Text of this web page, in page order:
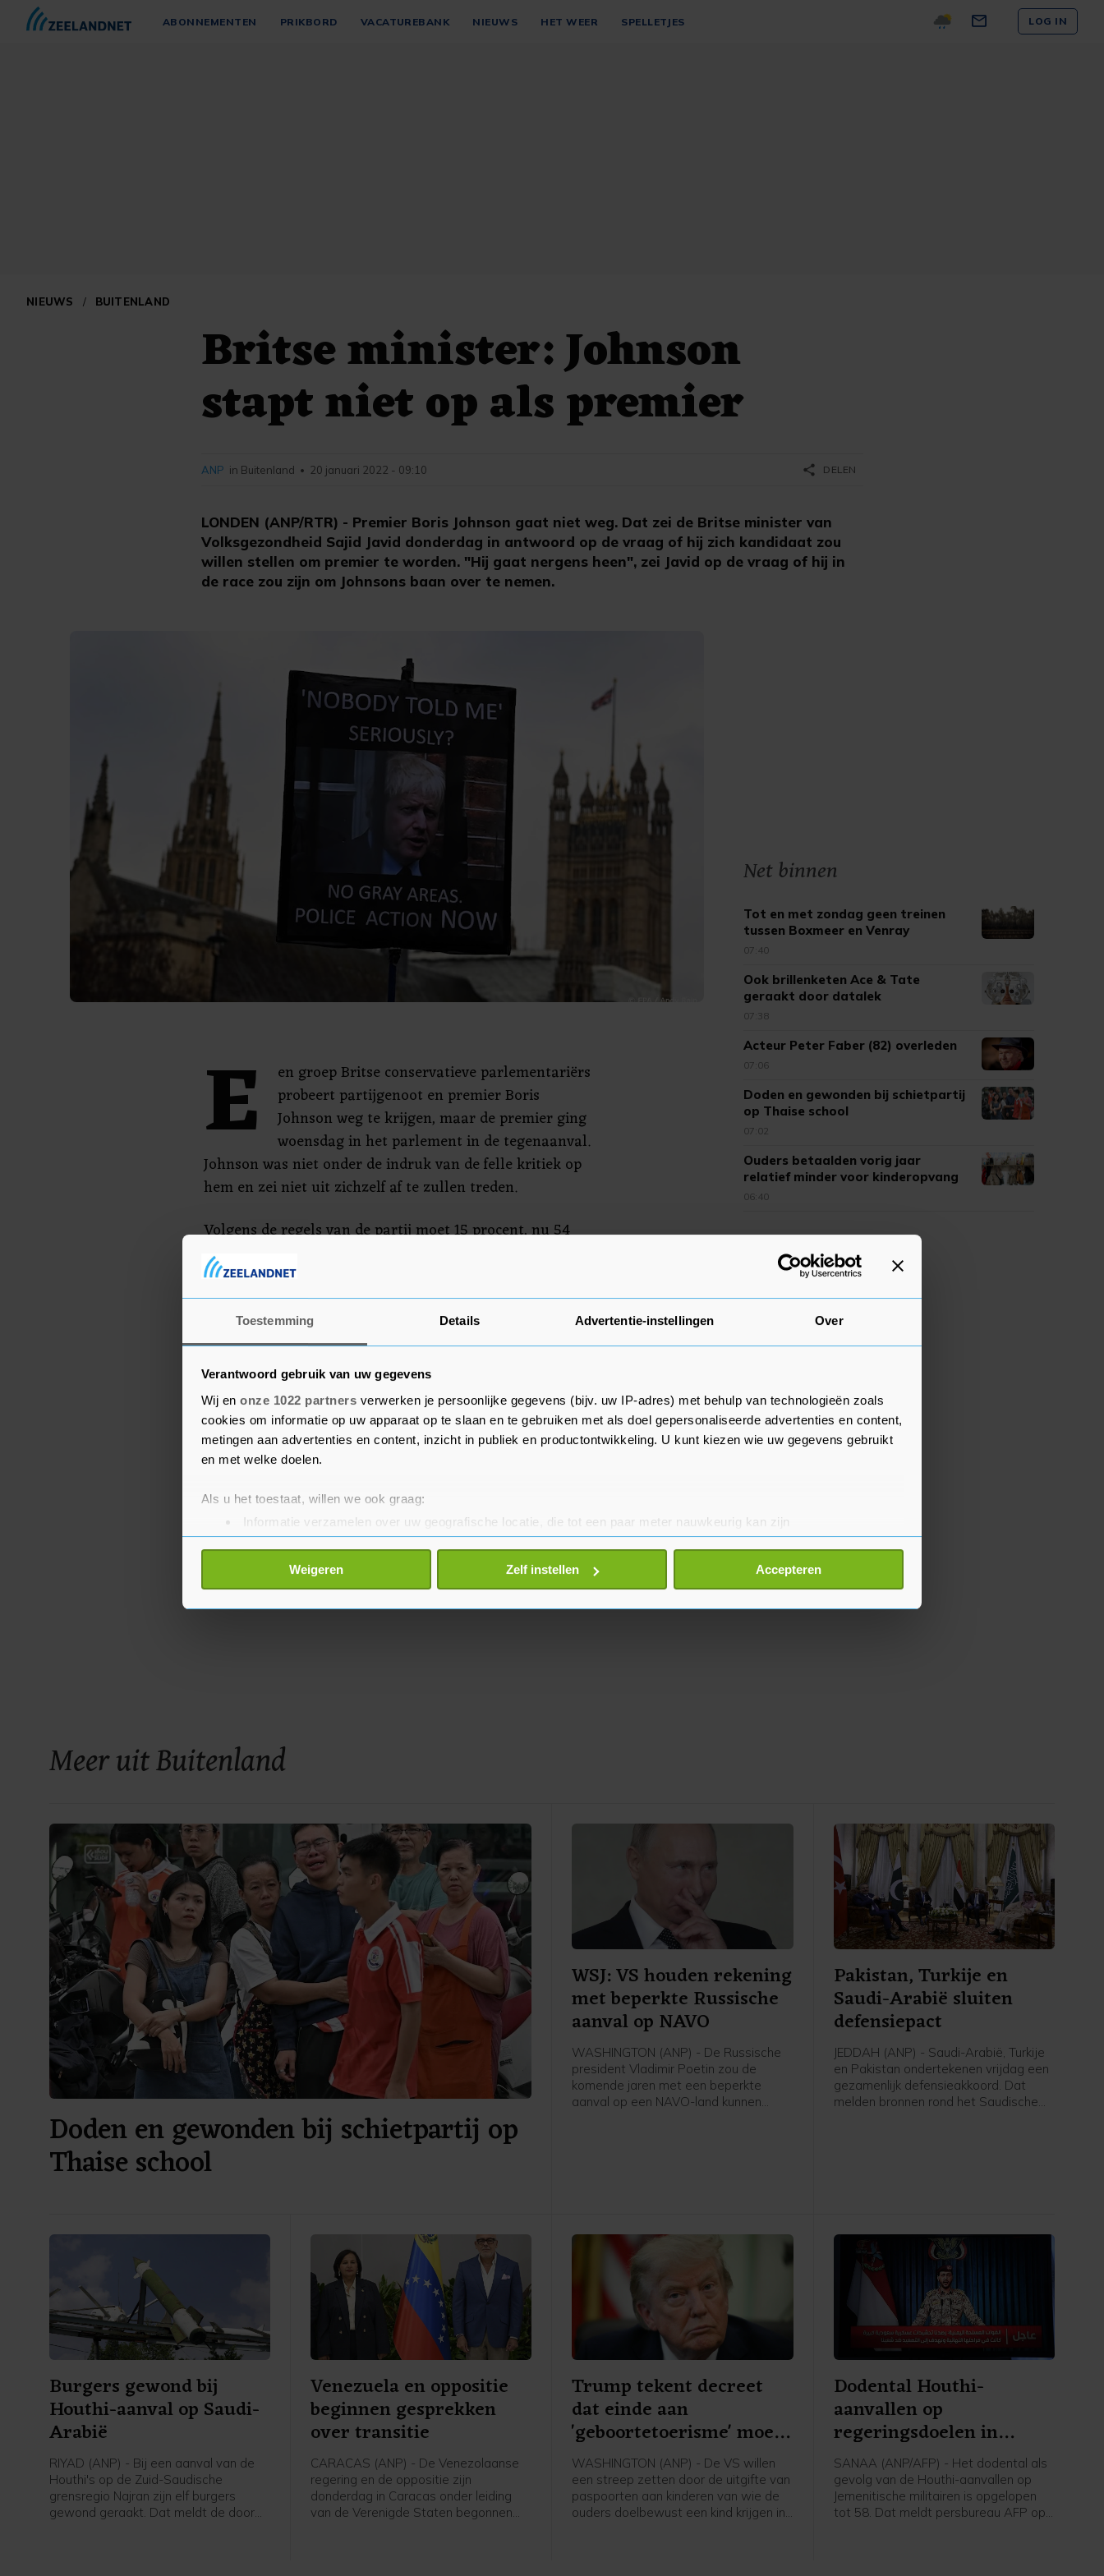
Toestemming Details Advertentie-instellingen Over
Verantwoord gebruik van uw gegevens
Wij en onze 1022 partners verwerken je persoonlijke gegevens (bijv. uw IP-adres) met behulp van technologieën zoals
cookies om informatie op uw apparaat op te slaan en te gebruiken met als doel gepersonaliseerde advertenties en content,
metingen aan advertenties en content, inzicht in publiek en productontwikkeling. U kunt kiezen wie uw gegevens gebruikt
en met welke doelen.
Als u het toestaat, willen we ook graag:
Informatie verzamelen over uw geografische locatie, die tot een paar meter nauwkeurig kan zijn
Uw apparaat identificeren door het actief te scannen op specifieke eigenschappen (fingerprinting)
Lees meer over hoe uw persoonlijke gegevens worden verwerkt en stel uw voorkeuren in het
detailgedeelte
toestemming op elk moment wijzigen of intrekken in de Cookieverklaring.
Weigeren Zelf instellen Accepteren
ABONNEMENTEN PRIKBORD VACATUREBANK NIEUWS HET WEER SPELLETJES LOG IN
NIEUWS / BUITENLAND
Britse minister: Johnson
stapt niet op als premier
LONDEN (ANP/RTR) - Premier Boris Johnson gaat niet weg. Dat zei de Britse minister van
Volksgezondheid Sajid Javid donderdag in antwoord op de vraag of hij zich kandidaat zou
willen stellen om premier te worden. "Hij gaat nergens heen", zei Javid op de vraag of hij in
de race zou zijn om Johnsons baan over te nemen.
ANP in Buitenland • 20 januari 2022 - 09:10 share DELEN
E
en groep Britse conservatieve parlementariërs
probeert partijgenoot en premier Boris
Johnson weg te krijgen, maar de premier ging
woensdag in het parlement in de tegenaanval.
Johnson was niet onder de indruk van de felle kritiek op
hem en zei niet uit zichzelf af te zullen treden.
Volgens de regels van de partij moet 15 procent, nu 54
van de 359, van de conservatieve afgevaardigden een
verzoek voor een stemming indienen bij het
partijbestuur. De groep die Johnson wil vervangen door
een andere premier zou woensdag uit rond de twintig
vooral recent gekozen parlementsleden bestaan.
Meer uit Buitenland
Doden en gewonden bij schietpartij op
Thaise school
WSJ: VS houden rekening
met beperkte Russische
aanval op NAVO
WASHINGTON (ANP) - De Russische
president Vladimir Poetin zou de
komende jaren met een beperkte
aanval op een NAVO-land kunnen
Pakistan, Turkije en
Saudi-Arabië sluiten
defensiepact
JEDDAH (ANP) - Saudi-Arabië, Turkije
en Pakistan ondertekenen vrijdag een
gezamenlijk defensieakkoord. Dat
melden bronnen rond het Saudische
Burgers gewond bij
Houthi-aanval op Saudi-
Arabië
RIYAD (ANP) - Bij een aanval van de
Houthi's op de Zuid-Saudische
grensregio Najran zijn elf burgers
gewond geraakt. Dat meldt de door
Venezuela en oppositie
beginnen gesprekken
over transitie
CARACAS (ANP) - De Venezolaanse
regering en de oppositie zijn
donderdag in Caracas onder leiding
van de Verenigde Staten begonnen
Trump tekent decreet
dat einde aan
'geboortetoerisme' moet
maken
WASHINGTON (ANP) - De VS willen
een streep zetten door de uitgifte van
paspoorten aan kinderen van wie de
ouders doelbewust een kind krijgen in
Dodental Houthi-
aanvallen op
regeringsdoelen in
Jemen opgelopen
SANAA (ANP/AFP) - Het dodental als
gevolg van de Houthi-aanvallen op
Jemenitische militairen is opgelopen
tot 58. Dat meldt persbureau AFP op
Net binnen
Tot en met zondag geen treinen
tussen Boxmeer en Venray
07:40
Ook brillenketen Ace & Tate
geraakt door datalek
partnerbedrijf
07:38
Acteur Peter Faber (82) overleden
07:06
Doden en gewonden bij schietpartij
op Thaise school
07:02
Ouders betaalden vorig jaar
relatief minder voor kinderopvang
06:40